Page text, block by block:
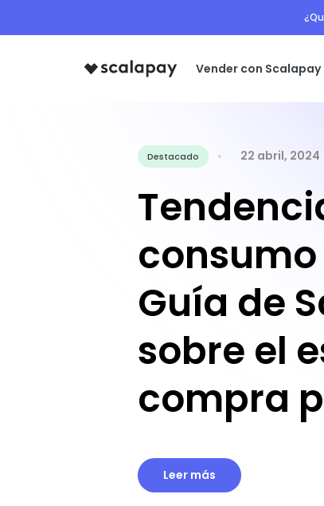
Vender con Scalapay
Destacado 22 abril, 2024
Guía de
sobre el
compra
Leer más